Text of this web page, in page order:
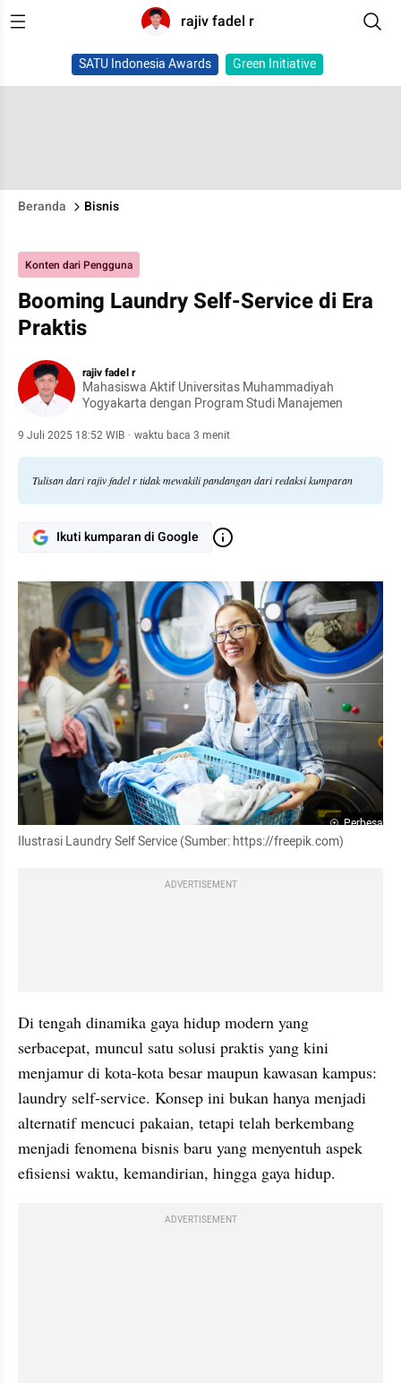
rajiv fadel r
SATU Indonesia Awards Green Initiative
Beranda Bisnis
Konten dari Pengguna
Booming Laundry Self-Service di Era
Praktis
rajiv fadel r
Mahasiswa Aktif Universitas Muhammadiyah
Yogyakarta dengan Program Studi Manajemen
9 Juli 2025 18:52 WIB · waktu baca 3 menit
Tulisan dari rajiv fadel r tidak mewakili pandangan dari redaksi kumparan
Ikuti kumparan di Google
Perbesar
Ilustrasi Laundry Self Service (Sumber: https://freepik.com)
ADVERTISEMENT
Di tengah dinamika gaya hidup modern yang
serbacepat, muncul satu solusi praktis yang kini
menjamur di kota-kota besar maupun kawasan kampus:
laundry self-service. Konsep ini bukan hanya menjadi
alternatif mencuci pakaian, tetapi telah berkembang
menjadi fenomena bisnis baru yang menyentuh aspek
efisiensi waktu, kemandirian, hingga gaya hidup.
ADVERTISEMENT